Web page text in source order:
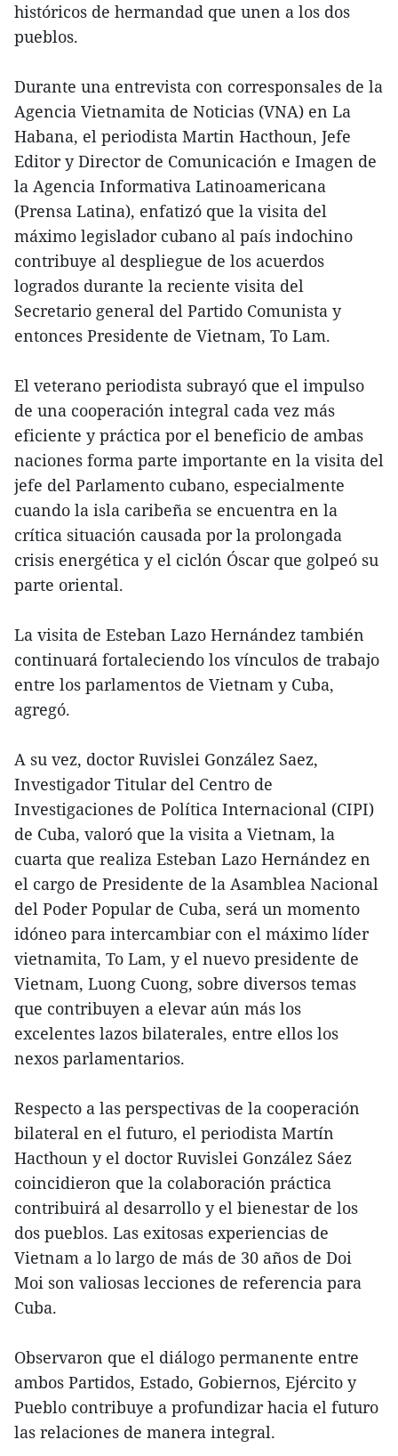
históricos de hermandad que unen a los dos
pueblos.
Durante una entrevista con corresponsales de la
Agencia Vietnamita de Noticias (VNA) en La
Habana, el periodista Martin Hacthoun, Jefe
Editor y Director de Comunicación e Imagen de
la Agencia Informativa Latinoamericana
(Prensa Latina), enfatizó que la visita del
máximo legislador cubano al país indochino
contribuye al despliegue de los acuerdos
logrados durante la reciente visita del
Secretario general del Partido Comunista y
entonces Presidente de Vietnam, To Lam.
El veterano periodista subrayó que el impulso
de una cooperación integral cada vez más
eficiente y práctica por el beneficio de ambas
naciones forma parte importante en la visita del
jefe del Parlamento cubano, especialmente
cuando la isla caribeña se encuentra en la
crítica situación causada por la prolongada
crisis energética y el ciclón Óscar que golpeó su
parte oriental.
La visita de Esteban Lazo Hernández también
continuará fortaleciendo los vínculos de trabajo
entre los parlamentos de Vietnam y Cuba,
agregó.
A su vez, doctor Ruvislei González Saez,
Investigador Titular del Centro de
Investigaciones de Política Internacional (CIPI)
de Cuba, valoró que la visita a Vietnam, la
cuarta que realiza Esteban Lazo Hernández en
el cargo de Presidente de la Asamblea Nacional
del Poder Popular de Cuba, será un momento
idóneo para intercambiar con el máximo líder
vietnamita, To Lam, y el nuevo presidente de
Vietnam, Luong Cuong, sobre diversos temas
que contribuyen a elevar aún más los
excelentes lazos bilaterales, entre ellos los
nexos parlamentarios.
Respecto a las perspectivas de la cooperación
bilateral en el futuro, el periodista Martín
Hacthoun y el doctor Ruvislei González Sáez
coincidieron que la colaboración práctica
contribuirá al desarrollo y el bienestar de los
dos pueblos. Las exitosas experiencias de
Vietnam a lo largo de más de 30 años de Doi
Moi son valiosas lecciones de referencia para
Cuba.
Observaron que el diálogo permanente entre
ambos Partidos, Estado, Gobiernos, Ejército y
Pueblo contribuye a profundizar hacia el futuro
las relaciones de manera integral.